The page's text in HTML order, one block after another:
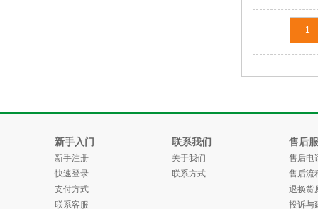
1
新手入门
新手注册
快速登录
支付方式
联系客服
联系我们
关于我们
联系方式
售后
售后电
售后流
退换货
投诉与